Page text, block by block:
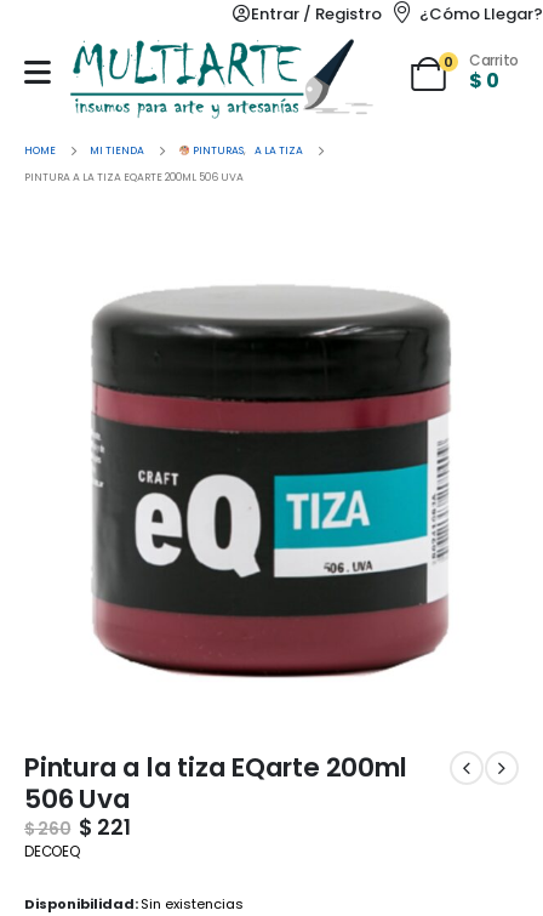
Entrar / Registro ¿Cómo Llegar?
0 Carrito
$ 0
HOME MI TIENDA PINTURAS, A LA TIZA
PINTURA A LA TIZA EQARTE 200ML 506 UVA
Pintura a la tiza EQarte 200ml
506 Uva
$260 $ 221
DECOEQ
Disponibilidad:Sin existencias